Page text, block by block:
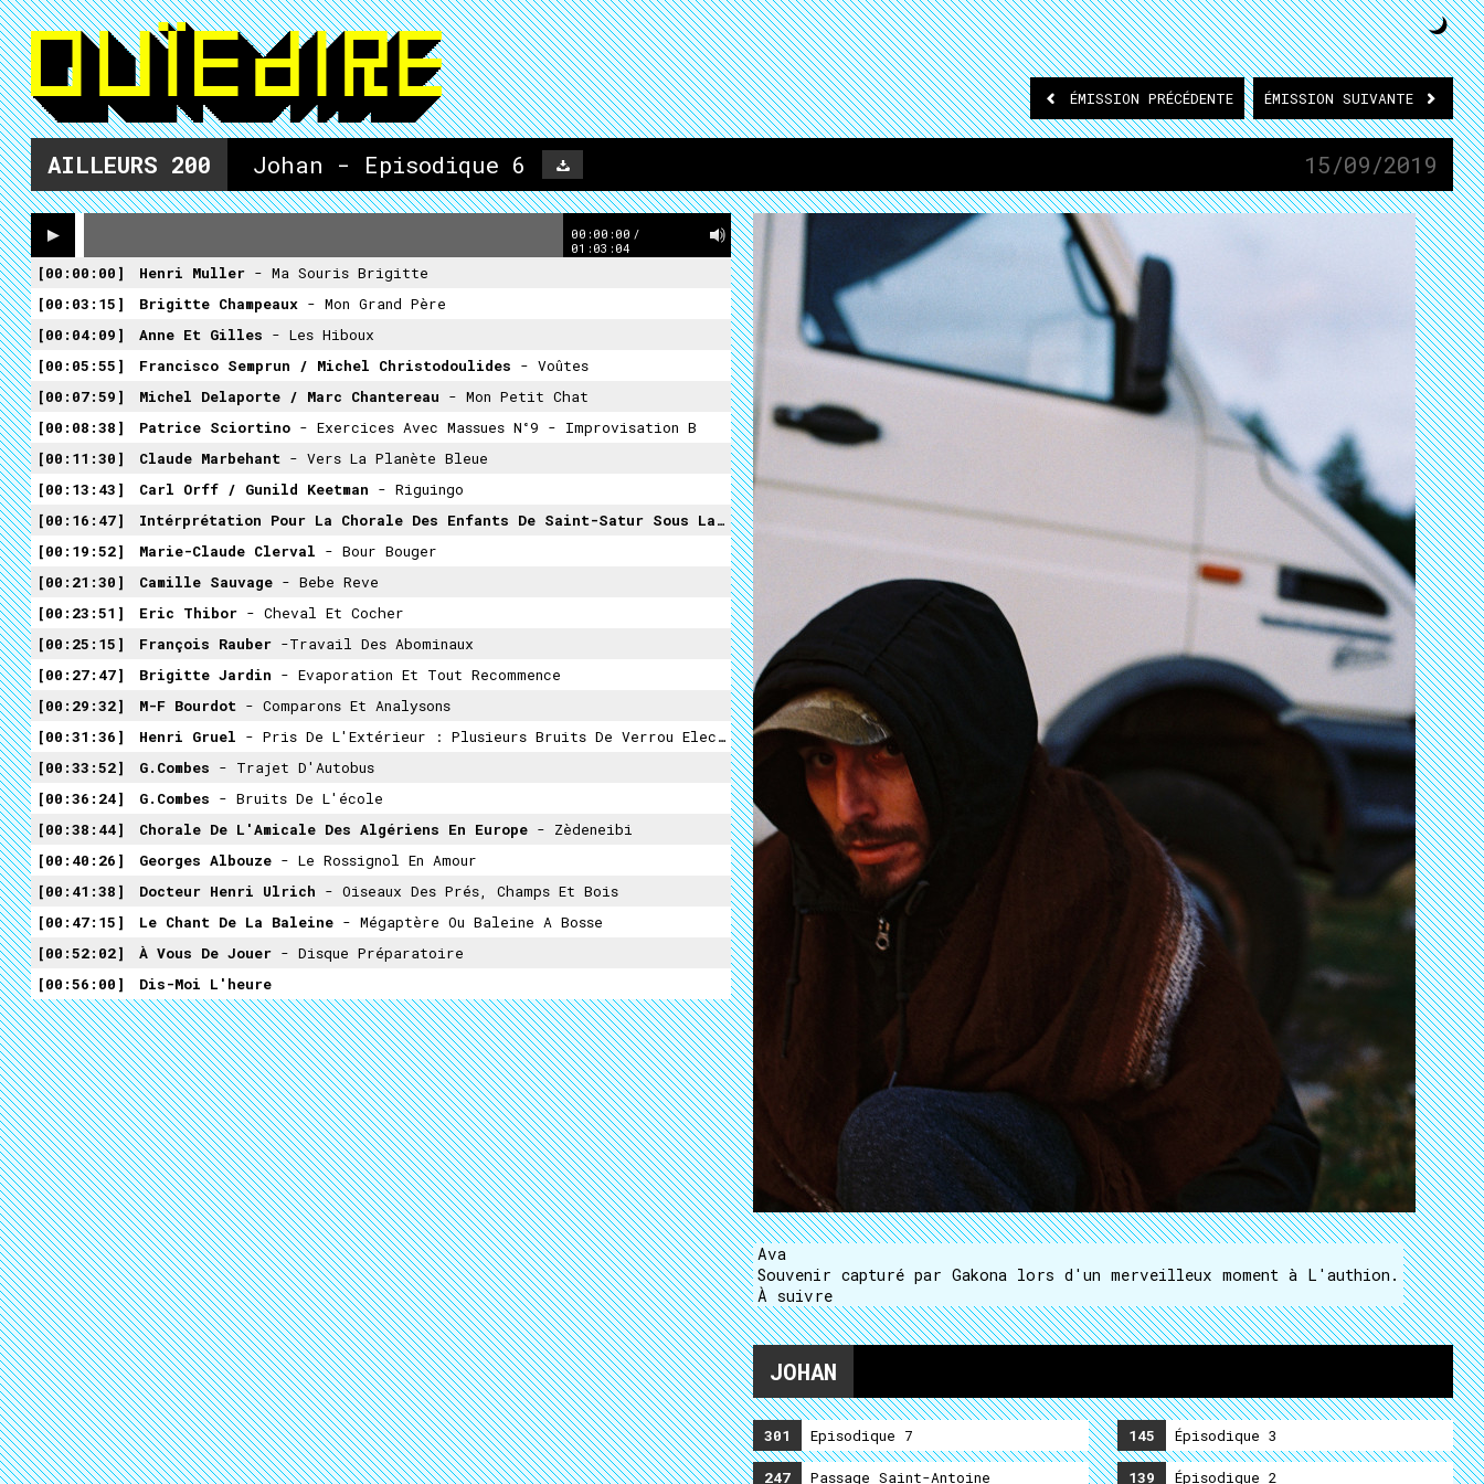
ÉMISSION PRÉCÉDENTE ÉMISSION SUIVANTE
AILLEURS 200 Johan - Episodique 6 15/09/2019
00:00:00 /
01:03:04
00:00:00 Henri Muller - Ma Souris Brigitte
00:03:15
Brigitte Champeaux - Mon Grand Père
00:04:09
Anne Et Gilles - Les Hiboux
00:05:55
Francisco Semprun / Michel Christodoulides - Voûtes
00:07:59
Michel Delaporte / Marc Chantereau ‎ - Mon Petit Chat
00:08:38
Patrice Sciortino ‎ - Exercices Avec Massues N°9 - Improvisation B
00:11:30
Claude Marbehant - Vers La Planète Bleue
00:13:43
Carl Orff / Gunild Keetman ‎ - Riguingo
00:16:47
Intérprétation Pour La Chorale Des Enfants De Saint-Satur Sous La Direction De Guy Bernadet ‎
- Salut, Salut A Tous
00:19:52
Marie-Claude Clerval - Bour Bouger
00:21:30
Camille Sauvage - Bebe Reve
00:23:51
Eric Thibor - Cheval Et Cocher
00:25:15
François Rauber ‎ -Travail Des Abominaux
00:27:47
Brigitte Jardin - Evaporation Et Tout Recommence
00:29:32
M-F Bourdot - Comparons Et Analysons
00:31:36
Henri Gruel - Pris De L'Extérieur : Plusieurs Bruits De Verrou Electrique - Pas Sur Le Trottoir - Vélomoteur - Poussette - Circulation Générale
00:33:52
G.Combes - Trajet D'Autobus
00:36:24
G.Combes - Bruits De L'école
00:38:44
Chorale De L'Amicale Des Algériens En Europe - Zèdeneibi
00:40:26
Georges Albouze - Le Rossignol En Amour
00:41:38
Docteur Henri Ulrich ‎ - Oiseaux Des Prés, Champs Et Bois
00:47:15
Le Chant De La Baleine - Mégaptère Ou Baleine A Bosse
00:52:02
À Vous De Jouer - Disque Préparatoire
00:56:00
Dis-Moi L'heure
Ava
Souvenir capturé par Gakona lors d'un merveilleux moment à L'authion.
À suivre
JOHAN
301 Episodique 7
247 Passage Saint-Antoine
145 Épisodique 3
139 Épisodique 2